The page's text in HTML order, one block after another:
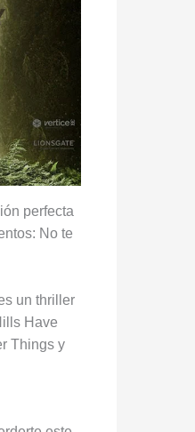
perfecta
No te
un thriller
Have
Things y